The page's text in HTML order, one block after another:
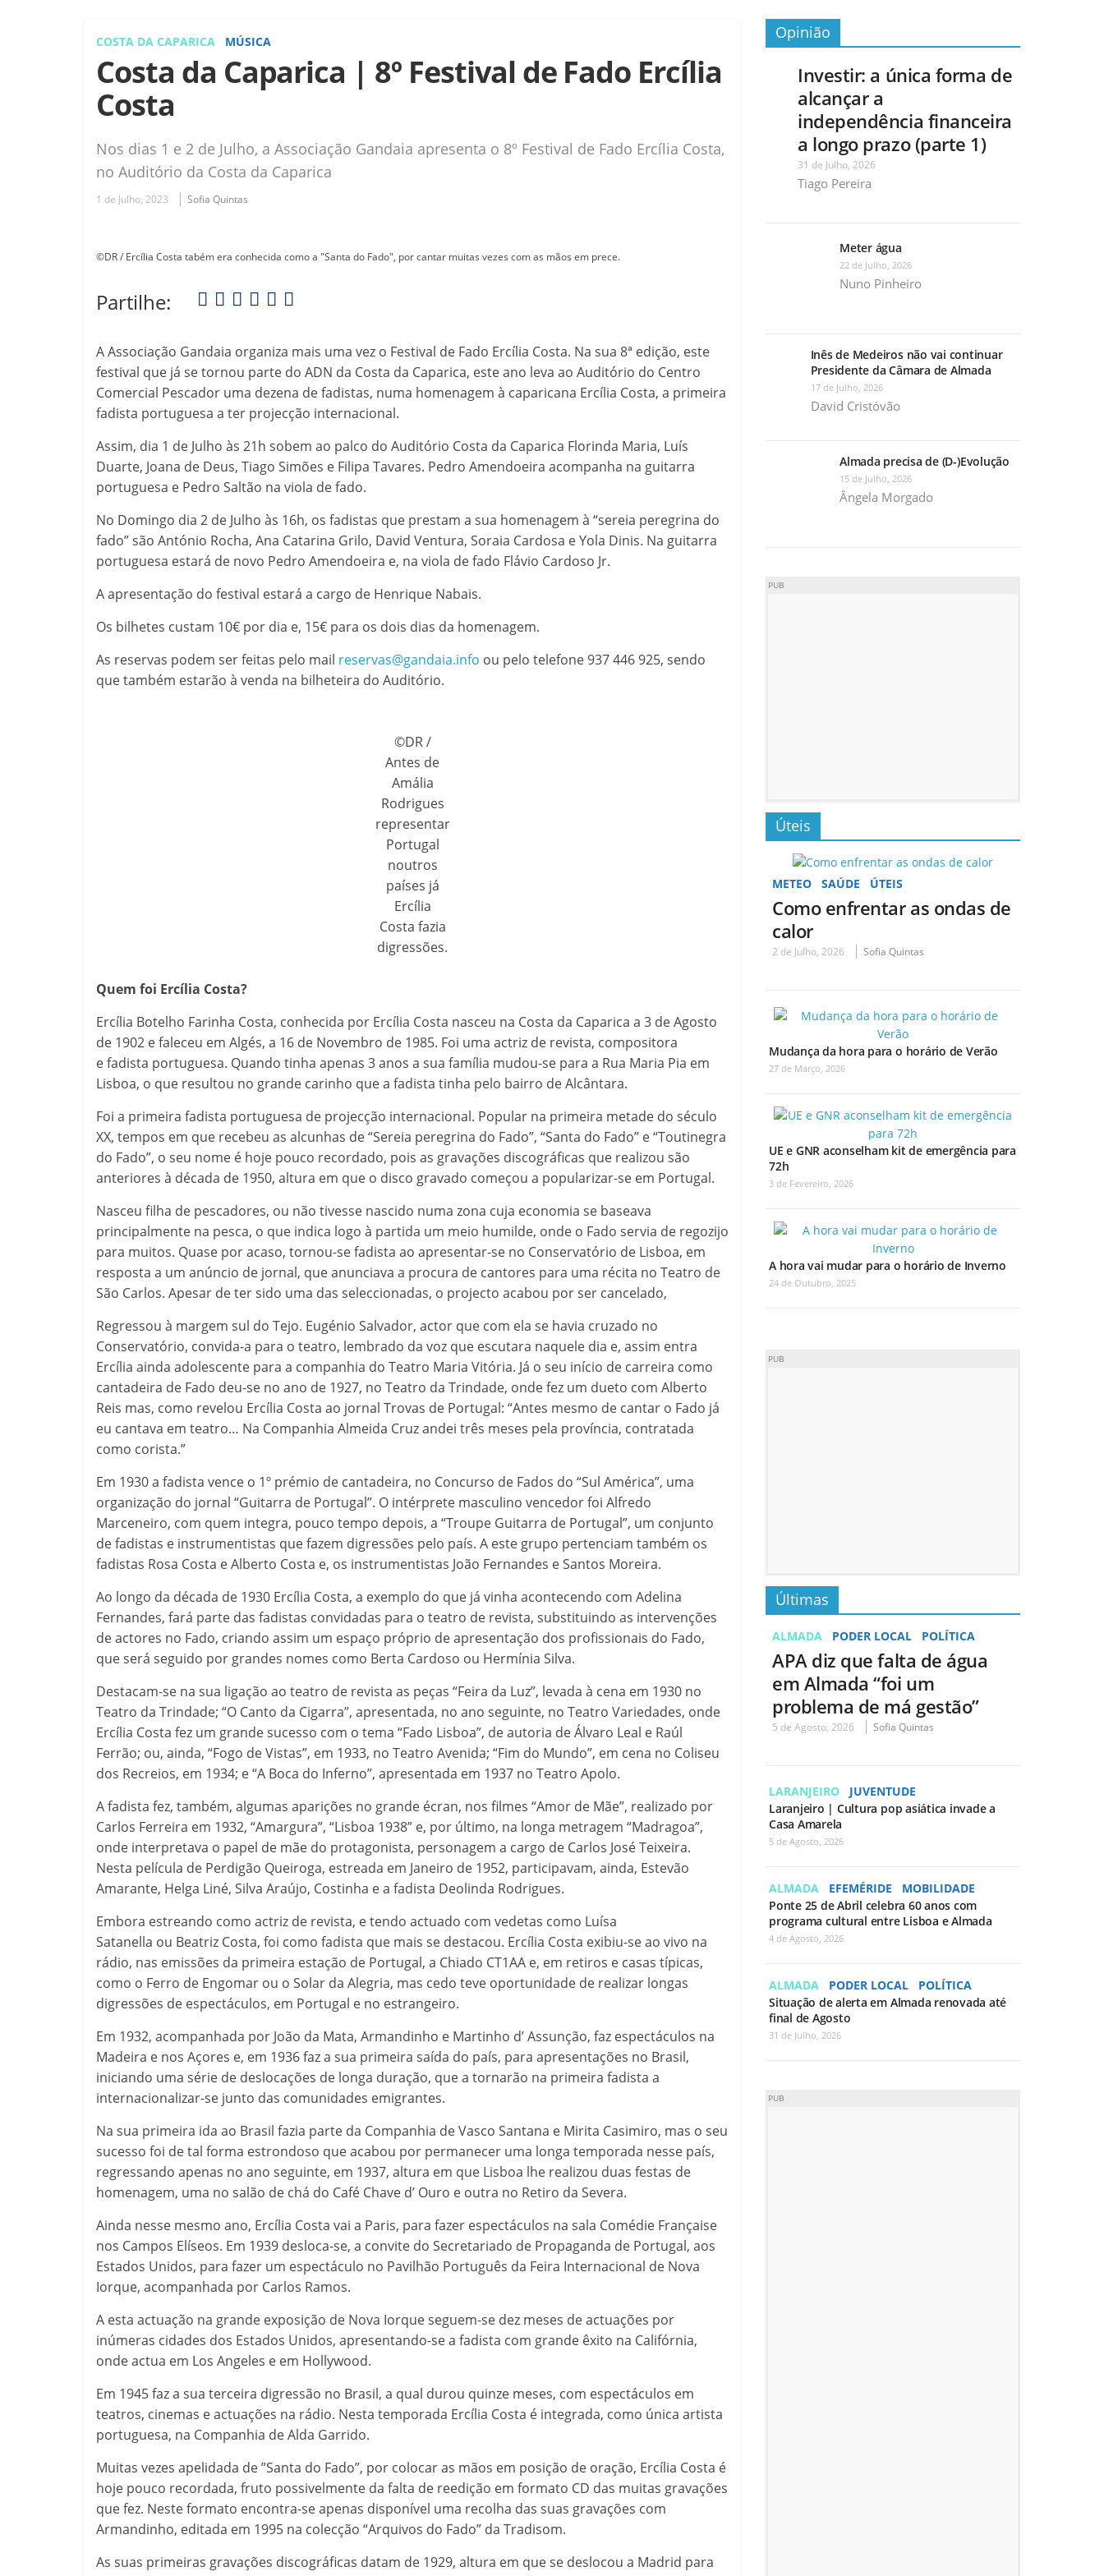
COSTA DA CAPARICA MÚSICA
Costa da Caparica | 8º Festival de Fado Ercília
Costa
Nos dias 1 e 2 de Julho, a Associação Gandaia apresenta o 8º Festival de Fado Ercília Costa,
no Auditório da Costa da Caparica
1 de Julho, 2023 Sofia Quintas
©DR / Ercília Costa tabém era conhecida como a "Santa do Fado", por cantar muitas vezes com as mãos em prece.
Partilhe:
A Associação Gandaia organiza mais uma vez o Festival de Fado Ercília Costa. Na sua 8ª edição, este
festival que já se tornou parte do ADN da Costa da Caparica, este ano leva ao Auditório do Centro
Comercial Pescador uma dezena de fadistas, numa homenagem à caparicana Ercília Costa, a primeira
fadista portuguesa a ter projecção internacional.
Assim, dia 1 de Julho às 21h sobem ao palco do Auditório Costa da Caparica Florinda Maria, Luís
Duarte, Joana de Deus, Tiago Simões e Filipa Tavares. Pedro Amendoeira acompanha na guitarra
portuguesa e Pedro Saltão na viola de fado.
No Domingo dia 2 de Julho às 16h, os fadistas que prestam a sua homenagem à “sereia peregrina do
fado” são António Rocha, Ana Catarina Grilo, David Ventura, Soraia Cardosa e Yola Dinis. Na guitarra
portuguesa estará de novo Pedro Amendoeira e, na viola de fado Flávio Cardoso Jr.
A apresentação do festival estará a cargo de Henrique Nabais.
Os bilhetes custam 10€ por dia e, 15€ para os dois dias da homenagem.
As reservas podem ser feitas pelo mail reservas@gandaia.info ou pelo telefone 937 446 925, sendo
que também estarão à venda na bilheteira do Auditório.
©DR /
Antes de
Amália
Rodrigues
representar
Portugal
noutros
países já
Ercília
Costa fazia
digressões.
Quem foi Ercília Costa?
Ercília Botelho Farinha Costa, conhecida por Ercília Costa nasceu na Costa da Caparica a 3 de Agosto
de 1902 e faleceu em Algés, a 16 de Novembro de 1985. Foi uma actriz de revista, compositora
e fadista portuguesa. Quando tinha apenas 3 anos a sua família mudou-se para a Rua Maria Pia em
Lisboa, o que resultou no grande carinho que a fadista tinha pelo bairro de Alcântara.
Foi a primeira fadista portuguesa de projecção internacional. Popular na primeira metade do século
XX, tempos em que recebeu as alcunhas de “Sereia peregrina do Fado”, “Santa do Fado” e “Toutinegra
do Fado”, o seu nome é hoje pouco recordado, pois as gravações discográficas que realizou são
anteriores à década de 1950, altura em que o disco gravado começou a popularizar-se em Portugal.
Nasceu filha de pescadores, ou não tivesse nascido numa zona cuja economia se baseava
principalmente na pesca, o que indica logo à partida um meio humilde, onde o Fado servia de regozijo
para muitos. Quase por acaso, tornou-se fadista ao apresentar-se no Conservatório de Lisboa, em
resposta a um anúncio de jornal, que anunciava a procura de cantores para uma récita no Teatro de
São Carlos. Apesar de ter sido uma das seleccionadas, o projecto acabou por ser cancelado,
Regressou à margem sul do Tejo. Eugénio Salvador, actor que com ela se havia cruzado no
Conservatório, convida-a para o teatro, lembrado da voz que escutara naquele dia e, assim entra
Ercília ainda adolescente para a companhia do Teatro Maria Vitória. Já o seu início de carreira como
cantadeira de Fado deu-se no ano de 1927, no Teatro da Trindade, onde fez um dueto com Alberto
Reis mas, como revelou Ercília Costa ao jornal Trovas de Portugal: “Antes mesmo de cantar o Fado já
eu cantava em teatro… Na Companhia Almeida Cruz andei três meses pela província, contratada
como corista.”
Em 1930 a fadista vence o 1º prémio de cantadeira, no Concurso de Fados do “Sul América”, uma
organização do jornal “Guitarra de Portugal”. O intérprete masculino vencedor foi Alfredo
Marceneiro, com quem integra, pouco tempo depois, a “Troupe Guitarra de Portugal”, um conjunto
de fadistas e instrumentistas que fazem digressões pelo país. A este grupo pertenciam também os
fadistas Rosa Costa e Alberto Costa e, os instrumentistas João Fernandes e Santos Moreira.
Ao longo da década de 1930 Ercília Costa, a exemplo do que já vinha acontecendo com Adelina
Fernandes, fará parte das fadistas convidadas para o teatro de revista, substituindo as intervenções
de actores no Fado, criando assim um espaço próprio de apresentação dos profissionais do Fado,
que será seguido por grandes nomes como Berta Cardoso ou Hermínia Silva.
Destacam-se na sua ligação ao teatro de revista as peças “Feira da Luz”, levada à cena em 1930 no
Teatro da Trindade; “O Canto da Cigarra”, apresentada, no ano seguinte, no Teatro Variedades, onde
Ercília Costa fez um grande sucesso com o tema “Fado Lisboa”, de autoria de Álvaro Leal e Raúl
Ferrão; ou, ainda, “Fogo de Vistas”, em 1933, no Teatro Avenida; “Fim do Mundo”, em cena no Coliseu
dos Recreios, em 1934; e “A Boca do Inferno”, apresentada em 1937 no Teatro Apolo.
A fadista fez, também, algumas aparições no grande écran, nos filmes “Amor de Mãe”, realizado por
Carlos Ferreira em 1932, “Amargura”, “Lisboa 1938” e, por último, na longa metragem “Madragoa”,
onde interpretava o papel de mãe do protagonista, personagem a cargo de Carlos José Teixeira.
Nesta película de Perdigão Queiroga, estreada em Janeiro de 1952, participavam, ainda, Estevão
Amarante, Helga Liné, Silva Araújo, Costinha e a fadista Deolinda Rodrigues.
Embora estreando como actriz de revista, e tendo actuado com vedetas como Luísa
Satanella ou Beatriz Costa, foi como fadista que mais se destacou. Ercília Costa exibiu-se ao vivo na
rádio, nas emissões da primeira estação de Portugal, a Chiado CT1AA e, em retiros e casas típicas,
como o Ferro de Engomar ou o Solar da Alegria, mas cedo teve oportunidade de realizar longas
digressões de espectáculos, em Portugal e no estrangeiro.
Em 1932, acompanhada por João da Mata, Armandinho e Martinho d’ Assunção, faz espectáculos na
Madeira e nos Açores e, em 1936 faz a sua primeira saída do país, para apresentações no Brasil,
iniciando uma série de deslocações de longa duração, que a tornarão na primeira fadista a
internacionalizar-se junto das comunidades emigrantes.
Na sua primeira ida ao Brasil fazia parte da Companhia de Vasco Santana e Mirita Casimiro, mas o seu
sucesso foi de tal forma estrondoso que acabou por permanecer uma longa temporada nesse país,
regressando apenas no ano seguinte, em 1937, altura em que Lisboa lhe realizou duas festas de
homenagem, uma no salão de chá do Café Chave d’ Ouro e outra no Retiro da Severa.
Ainda nesse mesmo ano, Ercília Costa vai a Paris, para fazer espectáculos na sala Comédie Française
nos Campos Elíseos. Em 1939 desloca-se, a convite do Secretariado de Propaganda de Portugal, aos
Estados Unidos, para fazer um espectáculo no Pavilhão Português da Feira Internacional de Nova
Iorque, acompanhada por Carlos Ramos.
A esta actuação na grande exposição de Nova Iorque seguem-se dez meses de actuações por
inúmeras cidades dos Estados Unidos, apresentando-se a fadista com grande êxito na Califórnia,
onde actua em Los Angeles e em Hollywood.
Em 1945 faz a sua terceira digressão no Brasil, a qual durou quinze meses, com espectáculos em
teatros, cinemas e actuações na rádio. Nesta temporada Ercília Costa é integrada, como única artista
portuguesa, na Companhia de Alda Garrido.
Muitas vezes apelidada de ”Santa do Fado”, por colocar as mãos em posição de oração, Ercília Costa é
hoje pouco recordada, fruto possivelmente da falta de reedição em formato CD das muitas gravações
que fez. Neste formato encontra-se apenas disponível uma recolha das suas gravações com
Armandinho, editada em 1995 na colecção “Arquivos do Fado” da Tradisom.
As suas primeiras gravações discográficas datam de 1929, altura em que se deslocou a Madrid para
Opinião
Investir: a única forma de
alcançar a
independência financeira
a longo prazo (parte 1)
31 de Julho, 2026
Tiago Pereira
Meter água
22 de Julho, 2026
Nuno Pinheiro
Inês de Medeiros não vai continuar
Presidente da Câmara de Almada
17 de Julho, 2026
David Cristóvão
Almada precisa de (D-)Evolução
15 de Julho, 2026
Ângela Morgado
PUB
Úteis
METEO SAÚDE ÚTEIS
Como enfrentar as ondas de
calor
2 de Julho, 2026 Sofia Quintas
Mudança da hora para o horário de Verão
27 de Março, 2026
UE e GNR aconselham kit de emergência para
72h
3 de Fevereiro, 2026
A hora vai mudar para o horário de Inverno
24 de Outubro, 2025
PUB
Últimas
ALMADA PODER LOCAL POLÍTICA
APA diz que falta de água
em Almada “foi um
problema de má gestão”
5 de Agosto, 2026 Sofia Quintas
LARANJEIRO
JUVENTUDE
Laranjeiro | Cultura pop asiática invade a
Casa Amarela
5 de Agosto, 2026
ALMADA EFEMÉRIDE
MOBILIDADE
Ponte 25 de Abril celebra 60 anos com
programa cultural entre Lisboa e Almada
4 de Agosto, 2026
ALMADA PODER LOCAL
POLÍTICA
Situação de alerta em Almada renovada até
final de Agosto
31 de Julho, 2026
PUB